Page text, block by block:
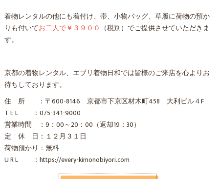
着物レンタルの他にも着付け、帯、小物バッグ、草履に荷物の預か
りも付いてお二人で￥３９００ （税別）でご提供させていただきま
す。
京都の着物レンタル、エブリ着物日和では皆様のご来店を心よりお
待ちしております。
住 所 ：〒600-8146 京都市下京区材木町458 大利ビル４F
T E L ：075-341-9000
営業時間 ：9：00～20：00（返却19：30）
定 休 日：１２月３１日
荷物預かり：無料
U R L ：https://every-kimonobiyori.com